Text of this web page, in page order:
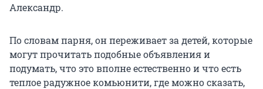
Александр.
По словам парня, он переживает за детей, которые
могут прочитать подобные объявления и
подумать, что это вполне естественно и что есть
теплое радужное комьюнити, где можно сказать,